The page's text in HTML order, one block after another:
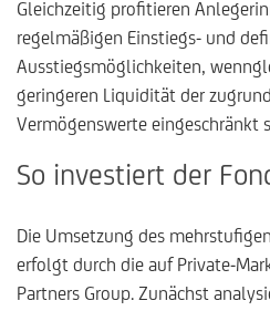
Gleichzeitig profitieren
regelmäßigen Einstiegs- und
Ausstiegsmöglichkeiten,
geringeren Liquidität der
Vermögenswerte eingeschränkt
So investiert der
Die Umsetzung des
erfolgt durch die auf Private-
Partners Group. Zunächst